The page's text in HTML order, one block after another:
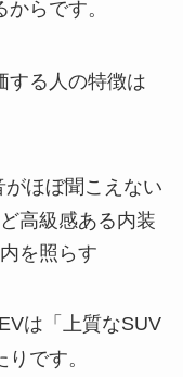
らです。
する人の特徴は
ほぼ聞こえない
高級感ある内装
を照らす
は「上質なSUV
です。